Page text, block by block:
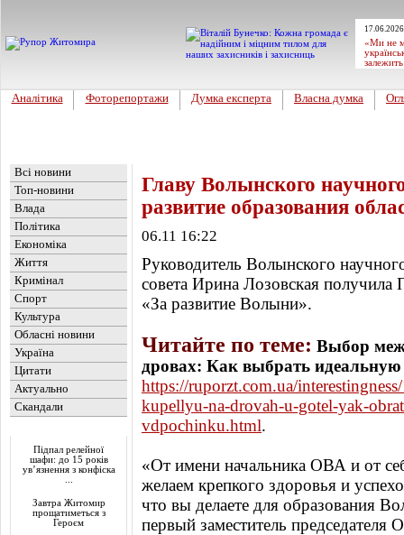
«Ми не
Аналітика Фоторепортажи Думка експерта Власна думка
Всі новини
Топ-новини
Влада
Політика
Економіка
Життя
Кримінал
Спорт
Культура
Обласні новини
Україна
Цитати
Актуально
Скандали
Підпал релейної
шафи: до 15 років
ув’язнення з конфіска
Завтра Житомир
прощатиметься з
Героєм
Главу Волынского
развитие образования
06.11 16:22
Руководитель Волынского
совета Ирина Лозовская
«За развитие Волыни».
Читайте по теме: Выбор
дровах: Как выбрать
https://ruporzt.com.ua/
kupellyu-na-drovah-u-gotel-yak-
vdpochinku.html.
«От имени начальника ОВА и от
желаем крепкого здоровья и
что вы делаете для образования
первый заместитель